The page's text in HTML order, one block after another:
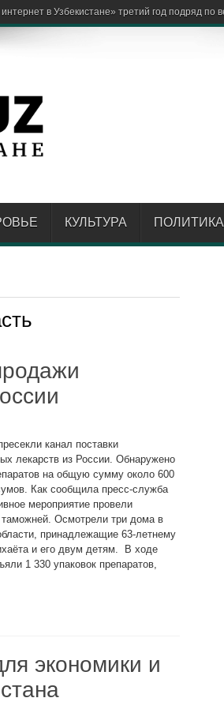
КУЛЬТУРА ПОЛИТИКА
канал поставки
лекарств из России. Обнаружено
на общую сумму около 600
Как сообщила пресс-служба
мероприятие провели
таможней. Осмотрели три дома в
принадлежащие 63-летнему
и его двум детям. В ходе
1 330 упаковок препаратов,
экономики и